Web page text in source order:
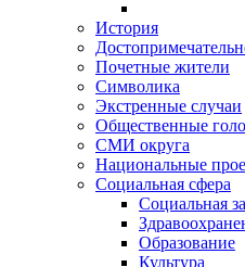
История
Почетные жители
Символика
Экстренные случаи
Общественные
СМИ округа
Национальные
Социальная сфера
Социальная
Образование
Культура